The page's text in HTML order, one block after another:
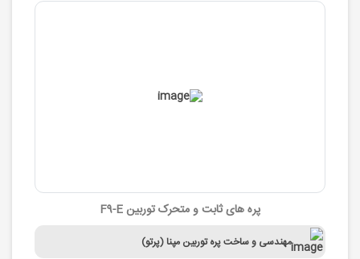
پره های ثابت و متحرک توربین F9-E
مهندسی و ساخت پره توربین مپنا (پرتو)